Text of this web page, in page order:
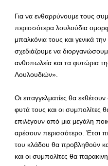
Για να ενθαρρύνουμε τους
περισσότερα λουλούδια
μπαλκόνια τους και γενικά
σχεδιάζουμε να
ανθοπωλεία και τα φυτώρια
Λουλουδιών».
Οι επαγγελματίες θα
φυτά τους και οι συμπολίτες
επιλέγουν από μια μεγάλη
αρέσουν περισσότερο. Έτσι
του κλάδου θα προβληθούν
και οι συμπολίτες θα